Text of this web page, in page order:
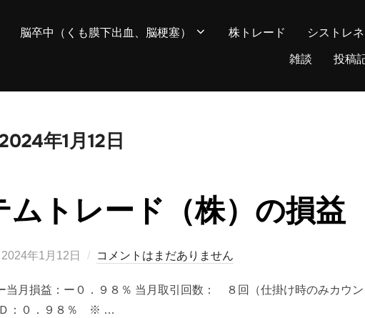
脳卒中（くも膜下出血、脳梗塞） 株トレード
シストレ
雑談
投稿
年1月12日
トレード（株）の損益
投
日:
2024年1月12日 コメントはまだありません
損益：ー０．９８％ 当月取引回数： ８回（仕掛け時のみカウン
Ｄ：０．９８％ ※ …